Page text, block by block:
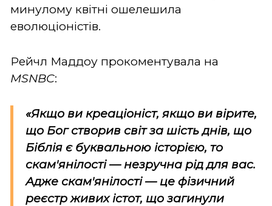
минулому квітні ошелешила
еволюціоністів.
Рейчл Маддоу прокоментувала на
MSNBC:
«Якщо ви креаціоніст, якщо ви вірите,
що Бог створив світ за шість днів, що
Біблія є буквальною історією, то
скам'янілості — незручна рід для вас.
Адже скам'янілості — це фізичний
реєстр живих істот, що загинули